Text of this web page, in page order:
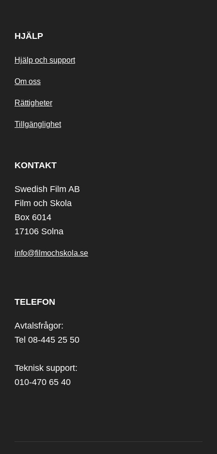
HJÄLP
Hjälp och support
Om oss
Rättigheter
Tillgänglighet
KONTAKT
Swedish Film AB
Film och Skola
Box 6014
17106 Solna
info@filmochskola.se
TELEFON
Avtalsfrågor:
Tel 08-445 25 50
Teknisk support:
010-470 65 40